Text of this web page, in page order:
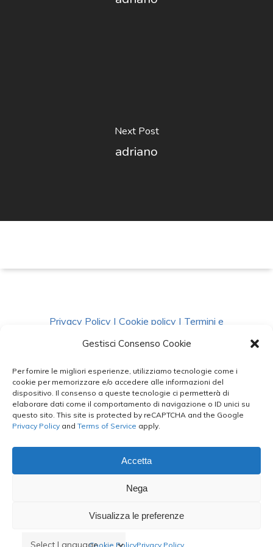
Gestisci Consenso Cookie
Per fornire le migliori esperienze, utilizziamo tecnologie come i
cookie per memorizzare e/o accedere alle informazioni del
dispositivo. Il consenso a queste tecnologie ci permetterà di
elaborare dati come il comportamento di navigazione o ID unici su
questo sito. This site is protected by reCAPTCHA and the Google
Privacy Policy and Terms of Service apply.
Accetta
Nega
Visualizza le preferenze
Cookie PolicyPrivacy Policy
Next Post
adriano
Privacy Policy | Cookie policy | Termini e
Condizioni|Richiedi Dati
facebook instagram whatsappphone
email
Le Bontà del Capo ©